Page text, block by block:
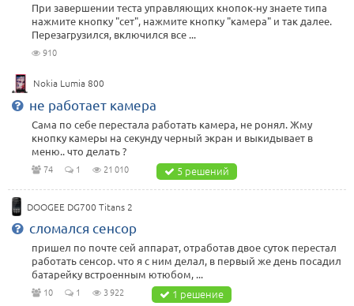
При завершении теста управляющих кнопок-ну знаете типа
нажмите кнопку "сет", нажмите кнопку "камера" и так далее.
Перезагрузился, включился все ...
910
Nokia Lumia 800
не работает камера
Сама по себе перестала работать камера, не ронял. Жму
кнопку камеры на секунду черный экран и выкидывает в
меню.. что делать ?
74 1 21 010 5 решений
DOOGEE DG700 Titans 2
сломался сенсор
пришел по почте сей аппарат, отработав двое суток перестал
работать сенсор. что я с ним делал, в первый же день посадил
батарейку встроенным ютюбом, ...
10 1 3 922 1 решение